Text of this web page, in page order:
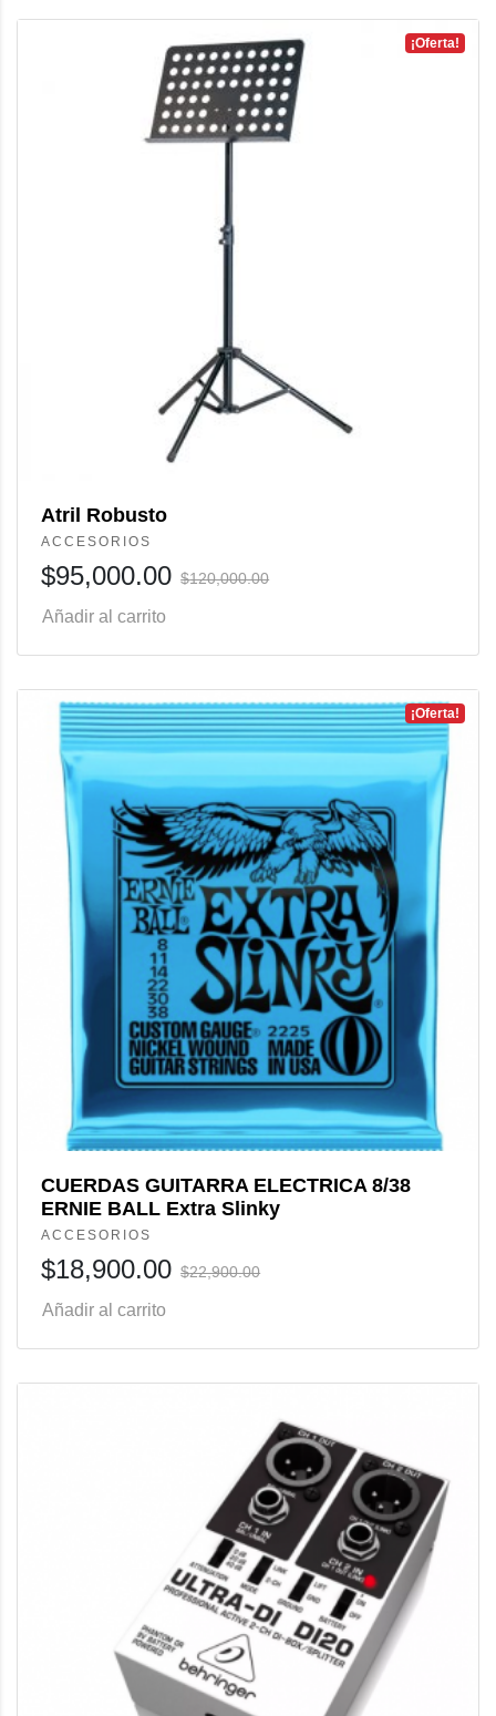
¡Oferta!
Atril Robusto
ACCESORIOS
$95,000.00 $120,000.00
Añadir al carrito
¡Oferta!
CUERDAS GUITARRA ELECTRICA 8/38
ERNIE BALL Extra Slinky
ACCESORIOS
$18,900.00 $22,900.00
Añadir al carrito